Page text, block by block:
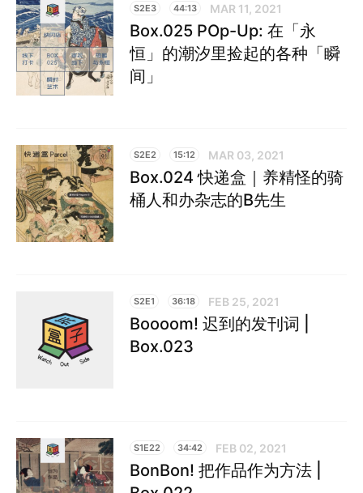
S2E3 44:13 MAR 11, 2021
Box.025 POp-Up: 在「永
恒」的潮汐里捡起的各种「瞬
间」
S2E2 15:12 MAR 03, 2021
Box.024 快递盒｜养精怪的骑
桶人和办杂志的B先生
S2E1 36:18 FEB 25, 2021
Boooom! 迟到的发刊词 |
Box.023
S1E22 34:42 FEB 02, 2021
BonBon! 把作品作为方法 |